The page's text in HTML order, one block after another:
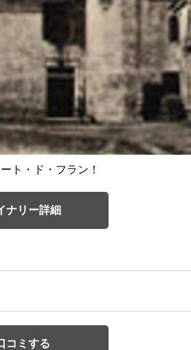
ト・ド・フラン！
ナリー詳細
コミする